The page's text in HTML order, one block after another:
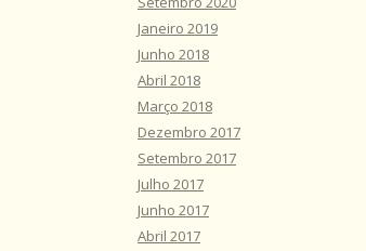
Janeiro 2019
Junho 2018
Abril 2018
Março 2018
Dezembro 2017
Setembro 2017
Julho 2017
Junho 2017
Abril 2017